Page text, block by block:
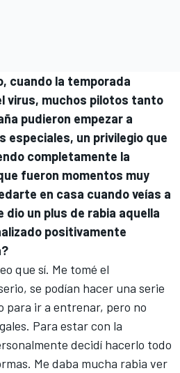
cuando la temporada
virus, muchos pilotos tanto
pudieron empezar a
especiales, un privilegio que
completamente la
fueron momentos muy
en casa cuando veías a
un plus de rabia aquella
positivamente
que sí. Me tomé el
se podían hacer una serie
para ir a entrenar, pero no
Para estar con la
decidí hacerlo todo
Me daba mucha rabia ver